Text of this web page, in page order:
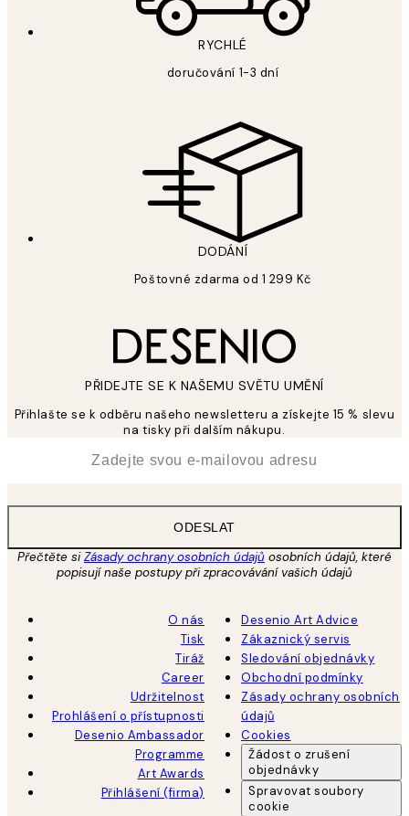
RYCHLÉ
doručování 1-3 dní
DODÁNÍ
Poštovné zdarma od 1 299 Kč
PŘIDEJTE SE K NAŠEMU SVĚTU UMĚNÍ
Přihlašte se k odběru našeho newsletteru a získejte 15 % slevu
na tisky při dalším nákupu.
ODESLAT
Přečtěte siZásady ochrany osobních údajů osobních údajů, které
popisují naše postupy při zpracovávání vašich údajů
O nás
Tisk
Tiráž
Career
Udržitelnost
Prohlášení o přístupnosti
Desenio Ambassador
Programme
Art Awards
Přihlášení (firma)
Desenio Art Advice
Zákaznický servis
Sledování objednávky
Obchodní podmínky
Zásady ochrany osobních
údajů
Cookies
Žádost o zrušení
objednávky
Spravovat soubory
cookie